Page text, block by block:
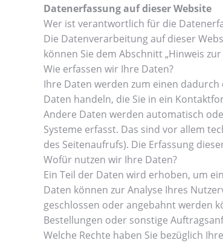
Datenerfassung auf dieser Website
Wer ist verantwortlich für die
Die Datenverarbeitung auf dieser
können Sie dem Abschnitt „Hinweis
Wie erfassen wir Ihre Daten?
Ihre Daten werden zum einen dadurch
Daten handeln, die Sie in ein
Andere Daten werden automatisch
Systeme erfasst. Das sind vor allem
des Seitenaufrufs). Die Erfassung
Wofür nutzen wir Ihre Daten?
Ein Teil der Daten wird erhoben, um
Daten können zur Analyse Ihres
geschlossen oder angebahnt werden
Bestellungen oder sonstige
Welche Rechte haben Sie bezüglich